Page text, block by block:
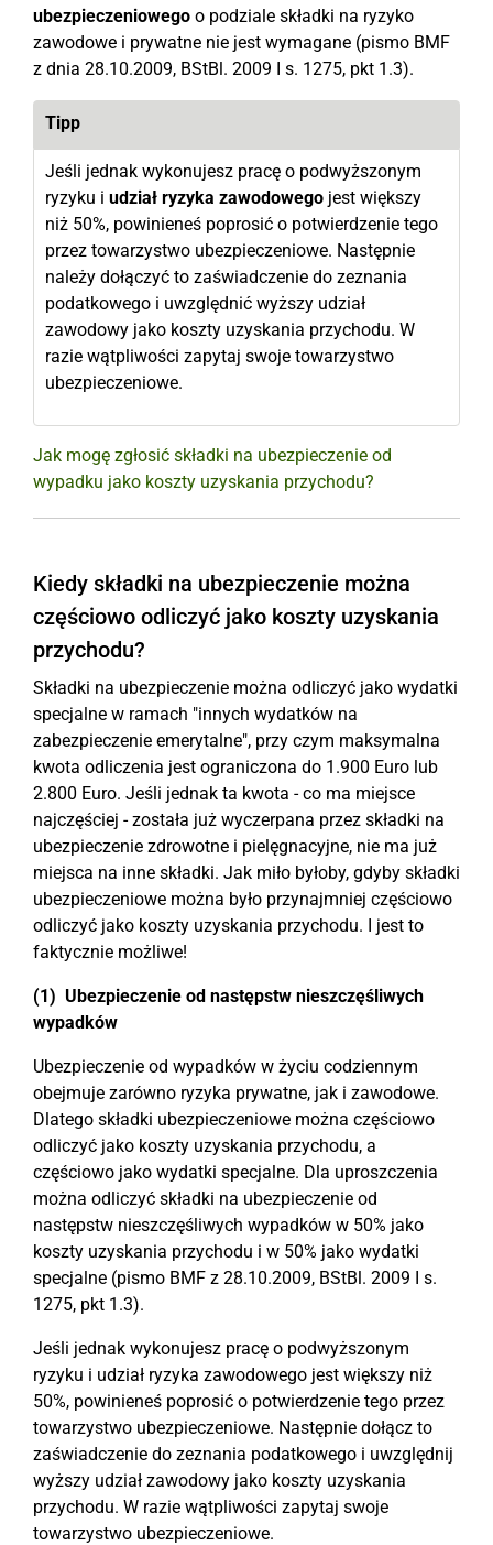
ubezpieczeniowego o podziale składki na ryzyko
zawodowe i prywatne nie jest wymagane (pismo BMF
z dnia 28.10.2009, BStBl. 2009 I s. 1275, pkt 1.3).
Tipp
Jeśli jednak wykonujesz pracę o podwyższonym
ryzyku i udział ryzyka zawodowego jest większy
niż 50%, powinieneś poprosić o potwierdzenie tego
przez towarzystwo ubezpieczeniowe. Następnie
należy dołączyć to zaświadczenie do zeznania
podatkowego i uwzględnić wyższy udział
zawodowy jako koszty uzyskania przychodu. W
razie wątpliwości zapytaj swoje towarzystwo
ubezpieczeniowe.
Jak mogę zgłosić składki na ubezpieczenie od
wypadku jako koszty uzyskania przychodu?
Kiedy składki na ubezpieczenie można
częściowo odliczyć jako koszty uzyskania
przychodu?
Składki na ubezpieczenie można odliczyć jako wydatki
specjalne w ramach "innych wydatków na
zabezpieczenie emerytalne", przy czym maksymalna
kwota odliczenia jest ograniczona do 1.900 Euro lub
2.800 Euro. Jeśli jednak ta kwota - co ma miejsce
najczęściej - została już wyczerpana przez składki na
ubezpieczenie zdrowotne i pielęgnacyjne, nie ma już
miejsca na inne składki. Jak miło byłoby, gdyby składki
ubezpieczeniowe można było przynajmniej częściowo
odliczyć jako koszty uzyskania przychodu. I jest to
faktycznie możliwe!
(1) Ubezpieczenie od następstw nieszczęśliwych
wypadków
Ubezpieczenie od wypadków w życiu codziennym
obejmuje zarówno ryzyka prywatne, jak i zawodowe.
Dlatego składki ubezpieczeniowe można częściowo
odliczyć jako koszty uzyskania przychodu, a
częściowo jako wydatki specjalne. Dla uproszczenia
można odliczyć składki na ubezpieczenie od
następstw nieszczęśliwych wypadków w 50% jako
koszty uzyskania przychodu i w 50% jako wydatki
specjalne (pismo BMF z 28.10.2009, BStBl. 2009 I s.
1275, pkt 1.3).
Jeśli jednak wykonujesz pracę o podwyższonym
ryzyku i udział ryzyka zawodowego jest większy niż
50%, powinieneś poprosić o potwierdzenie tego przez
towarzystwo ubezpieczeniowe. Następnie dołącz to
zaświadczenie do zeznania podatkowego i uwzględnij
wyższy udział zawodowy jako koszty uzyskania
przychodu. W razie wątpliwości zapytaj swoje
towarzystwo ubezpieczeniowe.